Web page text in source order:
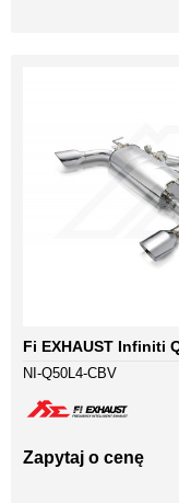
Fi EXHAUST Infiniti
NI-Q50L4-CBV
Zapytaj o cenę